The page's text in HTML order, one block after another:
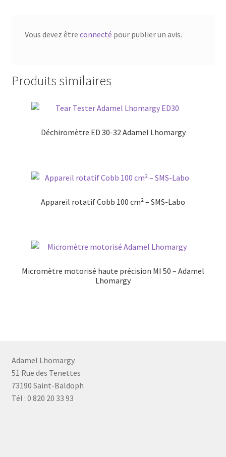
Vous devez être connecté pour publier un avis.
Produits similaires
Déchiromètre ED 30-32 Adamel Lhomargy
Appareil rotatif Cobb 100 cm² – SMS-Labo
Micromètre motorisé haute précision MI 50 – Adamel
Lhomargy
Adamel Lhomargy
51 Rue des Tenettes
73190 Saint-Baldoph
Tél : 0 820 20 33 93